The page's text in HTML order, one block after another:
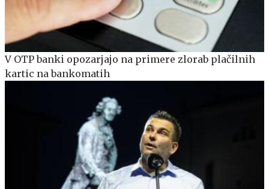
V OTP banki opozarjajo na primere zlorab plačilnih
kartic na bankomatih